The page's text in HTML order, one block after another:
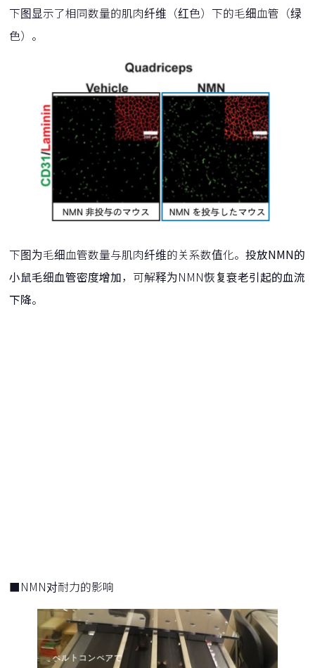
下图显示了相同数量的肌肉纤维（红色）下的毛细血管（绿
色）。
下图为毛细血管数量与肌肉纤维的关系数值化。投放NMN的
小鼠毛细血管密度增加，可解释为NMN恢复衰老引起的血流
下降。
■NMN对耐力的影响